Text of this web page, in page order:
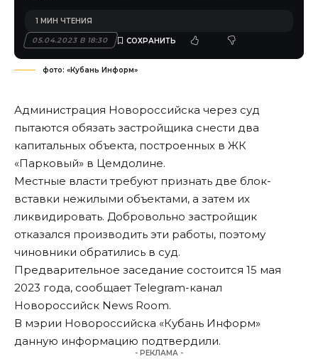
05.04.2023 В 18:30
1 МИН ЧТЕНИЯ
фото: «Кубань Информ»
Администрация Новороссийска через суд
пытаются обязать застройщика снести два
капитальных объекта, построенных в ЖК
«Парковый» в Цемдолине.
Местные власти требуют признать две блок-
вставки нежилыми объектами, а затем их
ликвидировать. Добровольно застройщик
отказался производить эти работы, поэтому
чиновники обратились в суд.
Предварительное заседание состоится 15 мая
2023 года, сообщает Telegram-канал
Новороссийск News Room.
В мэрии Новороссийска «Кубань Информ»
данную информацию подтвердили.
- РЕКЛАМА -